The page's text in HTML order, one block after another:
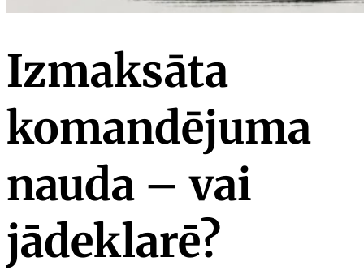
Izmaksāta
komandējuma
nauda – vai
jādeklarē?